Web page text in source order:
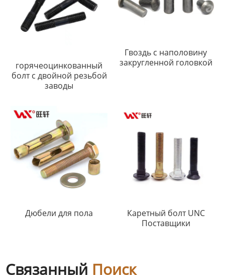
горячеоцинкованный
болт с двойной резьбой
заводы
Гвоздь с наполовину
закругленной головкой
Дюбели для пола
Каретный болт UNC
Поставщики
Связанный Поиск